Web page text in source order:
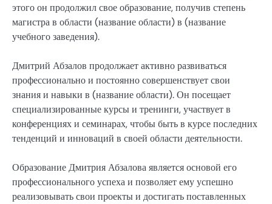
этого он продолжил свое образование, получив степень
магистра в области (название области) в (название
учебного заведения).
Дмитрий Абзалов продолжает активно развиваться
профессионально и постоянно совершенствует свои
знания и навыки в (название области). Он посещает
специализированные курсы и тренинги, участвует в
конференциях и семинарах, чтобы быть в курсе последних
тенденций и инноваций в своей области деятельности.
Образование Дмитрия Абзалова является основой его
профессионального успеха и позволяет ему успешно
реализовывать свои проекты и достигать поставленных